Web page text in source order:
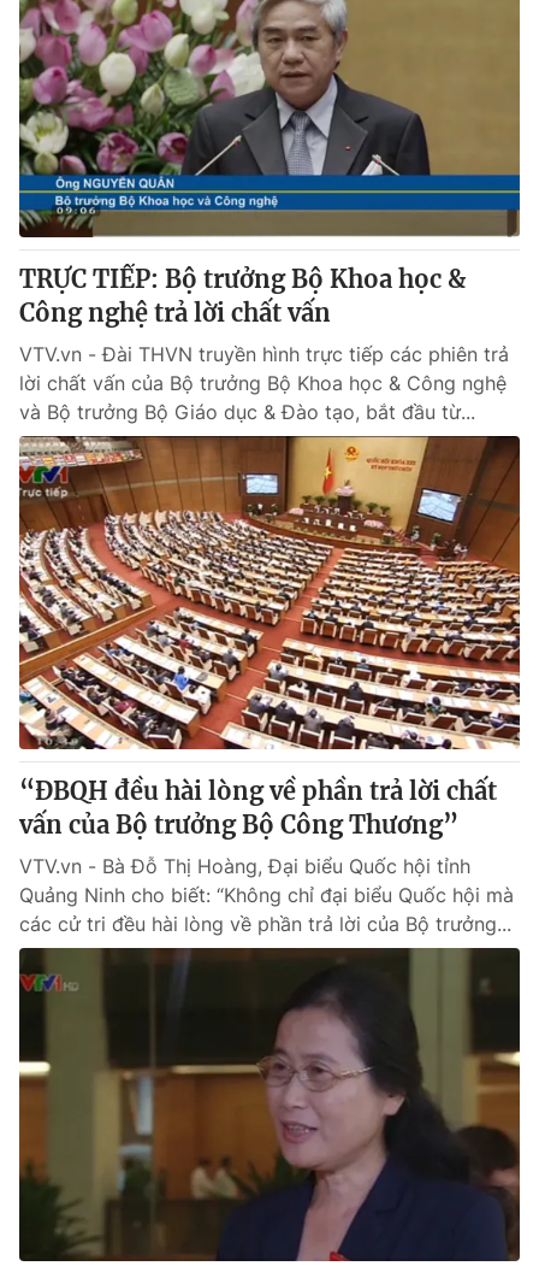
TRỰC TIẾP: Bộ trưởng Bộ Khoa học &
Công nghệ trả lời chất vấn
VTV.vn - Đài THVN truyền hình trực tiếp các phiên trả
lời chất vấn của Bộ trưởng Bộ Khoa học & Công nghệ
và Bộ trưởng Bộ Giáo dục & Đào tạo, bắt đầu từ...
“ĐBQH đều hài lòng về phần trả lời chất
vấn của Bộ trưởng Bộ Công Thương”
VTV.vn - Bà Đỗ Thị Hoàng, Đại biểu Quốc hội tỉnh
Quảng Ninh cho biết: “Không chỉ đại biểu Quốc hội mà
các cử tri đều hài lòng về phần trả lời của Bộ trưởng...